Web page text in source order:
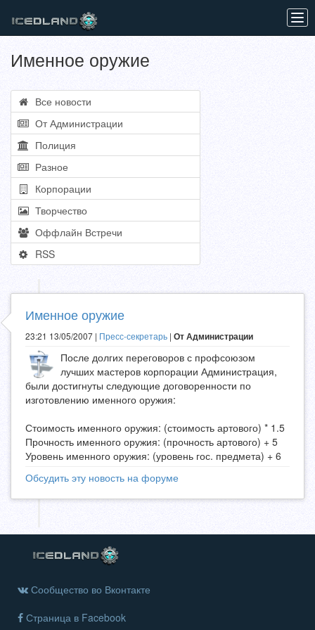
Именное оружие
Все новости
От Администрации
Полиция
Разное
Корпорации
Творчество
Оффлайн Встречи
RSS
Именное оружие
23:21 13/05/2007 | Пресс-секретарь | От Администрации
После долгих переговоров с профсоюзом
лучших мастеров корпорации Администрация,
были достигнуты следующие договоренности по
изготовлению именного оружия:
Стоимость именного оружия: (стоимость артового) * 1.5
Прочность именного оружия: (прочность артового) + 5
Уровень именного оружия: (уровень гос. предмета) + 6
Обсудить эту новость на форуме
Сообщество во Вконтакте
Страница в Facebook